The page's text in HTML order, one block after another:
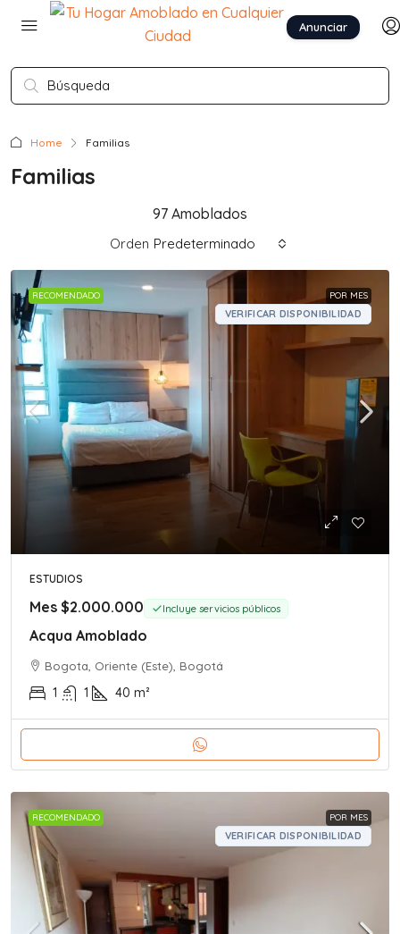
Anunciar
Home Familias
Familias
97 Amoblados
Orden Predeterminado
RECOMENDADO POR MES
VERIFICAR DISPONIBILIDAD
ESTUDIOS
Mes $2.000.000 Incluye servicios públicos
Acqua Amoblado
Bogota, Oriente (Este), Bogotá
1 1 40 m²
RECOMENDADO POR MES
VERIFICAR DISPONIBILIDAD